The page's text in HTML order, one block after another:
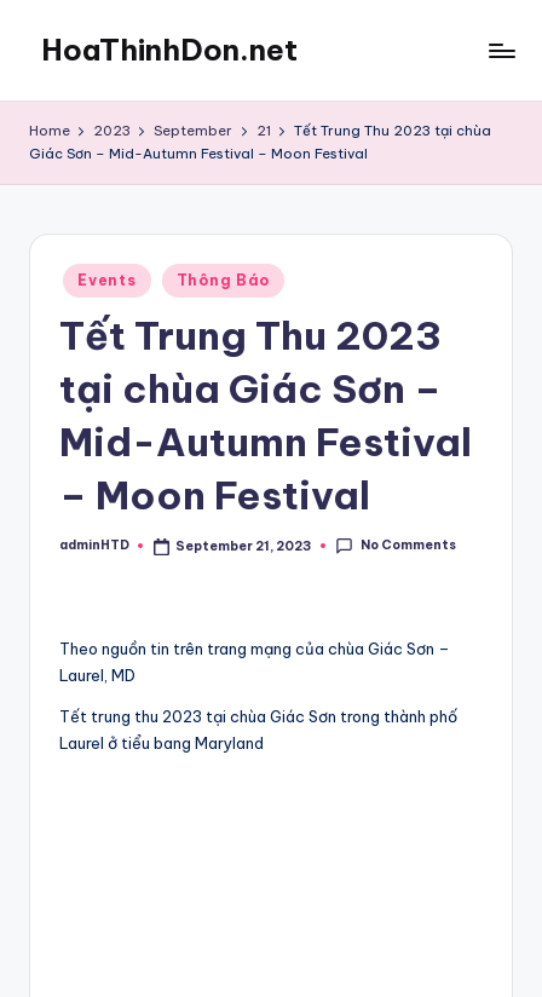
content
HoaThinhDon.net
in
Home 2023 September 21
Tết Trung Thu 2023 tại chùa
Giác Sơn – Mid-Autumn Festival – Moon Festival
Posted
in
Events Thông Báo
Tết Trung Thu 2023
tại chùa Giác Sơn –
Mid-Autumn Festival
– Moon Festival
Posted
adminHTD September 21, 2023 No Comments
Theo nguồn tin trên trang mạng của chùa Giác Sơn –
Laurel, MD
Tết trung thu 2023 tại chùa Giác Sơn trong thành phố
Laurel ở tiểu bang Maryland